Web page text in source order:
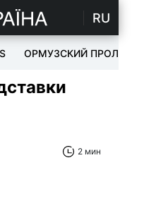
RU
ОРМУЗСКИЙ ПРОЛИВ
2 мин